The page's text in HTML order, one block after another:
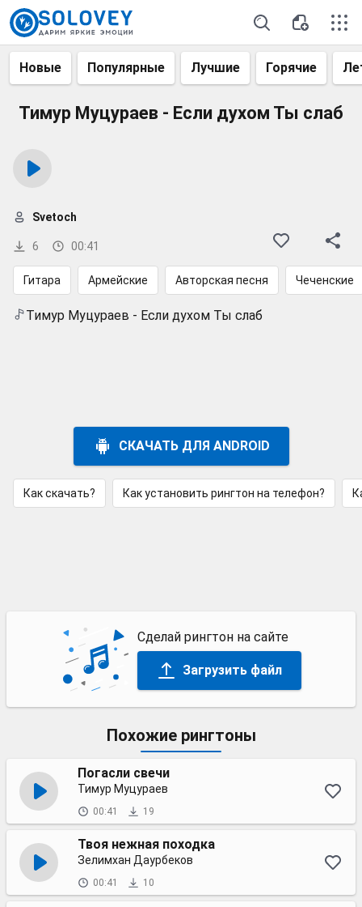
Новые Популярные Лучшие Горячие
Тимур Муцураев - Если духом Ты слаб
6 00:41
Svetoch
Гитара Армейские Авторская песня Чеченские
Тимур Муцураев - Если духом Ты слаб
СКАЧАТЬ ДЛЯ ANDROID
Как скачать? Как установить рингтон на телефон?
Сделай рингтон на сайте
Загрузить файл
Похожие рингтоны
Погасли свечи
Тимур Муцураев
00:41 19
Твоя нежная походка
Зелимхан Даурбеков
00:41 10